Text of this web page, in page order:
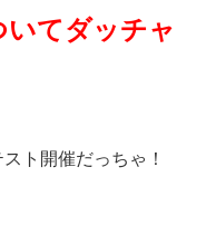
いてダッチャ
ト開催だっちゃ！